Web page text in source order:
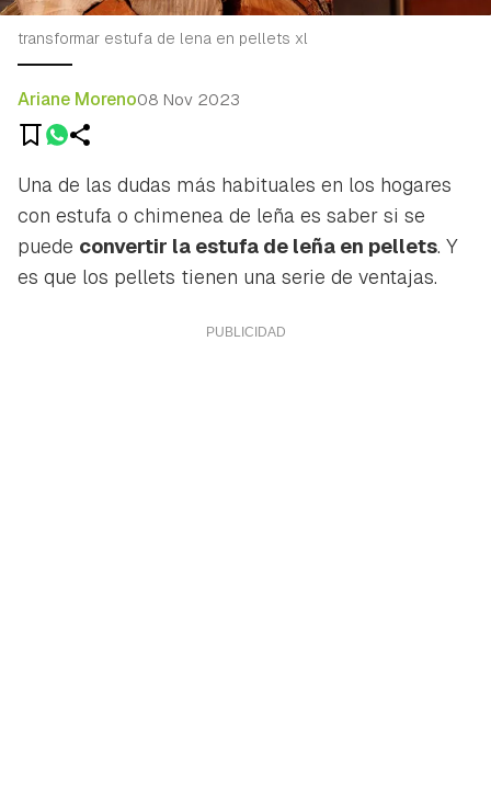
transformar estufa de lena en pellets xl
Ariane Moreno08 Nov 2023
Una de las dudas más habituales en los hogares
con estufa o chimenea de leña es saber si se
puede convertir la estufa de leña en pellets. Y
es que los pellets tienen una serie de ventajas.